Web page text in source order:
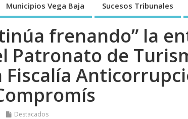
Municipios Vega Baja Sucesos Tribunales
frenando” la
Patronato de
Fiscalía
Destacados